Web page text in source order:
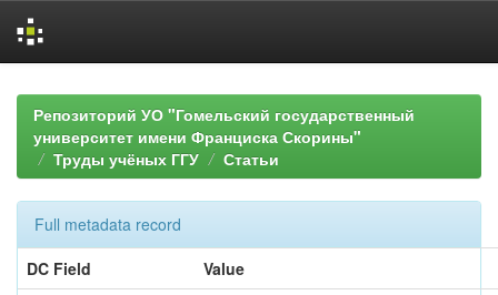
navigationРепозиторий УО "Гомельский государственный
университет имени Франциска Скорины"
Труды учёных ГГУ
Статьи
Full metadata record
DC Field
Value